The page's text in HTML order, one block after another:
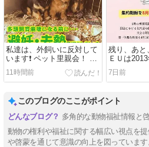
私達は、外飼いに反対して
います❗️ ペット里親会！ と
戦争 動ぶつ達には罪はなか
った！
11時間前
残り、あと
ＥＵは
動物実験
しました。
7日前
このブログのここがポイント
多角的な動物福祉情報と
動物の権利や福祉に関する幅広い視点を
や啓蒙を通じて意識の向上を図っていま